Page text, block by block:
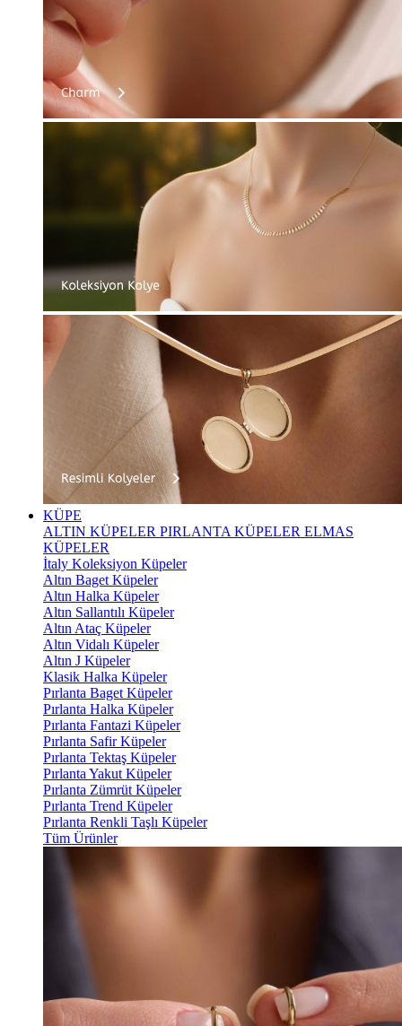
KÜPE
ALTIN KÜPELER PIRLANTA KÜPELER ELMAS
KÜPELER
İtaly Koleksiyon Küpeler
Altın Baget Küpeler
Altın Halka Küpeler
Altın Sallantılı Küpeler
Altın Ataç Küpeler
Altın Vidalı Küpeler
Altın J Küpeler
Klasik Halka Küpeler
Pırlanta Baget Küpeler
Pırlanta Halka Küpeler
Pırlanta Fantazi Küpeler
Pırlanta Safir Küpeler
Pırlanta Tektaş Küpeler
Pırlanta Yakut Küpeler
Pırlanta Zümrüt Küpeler
Pırlanta Trend Küpeler
Pırlanta Renkli Taşlı Küpeler
Tüm Ürünler